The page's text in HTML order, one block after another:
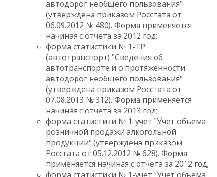
автодорог необщего пользования"
(утверждена приказом Росстата от
06.09.2012 № 480). Форма применяется
начиная с отчета за 2012 год;
форма статистики № 1-ТР
(автотранспорт) "Сведения об
автотранспорте и о протяженности
автодорог необщего пользования"
(утверждена приказом Росстата от
07.08.2013 № 312). Форма применяется
начиная с отчета за 2013 год;
форма статистики № 1-учет "Учет объема
розничной продажи алкогольной
продукции" (утверждена приказом
Росстата от 05.12.2012 № 628). Форма
применяется начиная с отчета за 2012 год;
форма статистики № 1-учет "Учет объема